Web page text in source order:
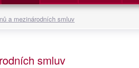
a mezinárodních smluv
smluv